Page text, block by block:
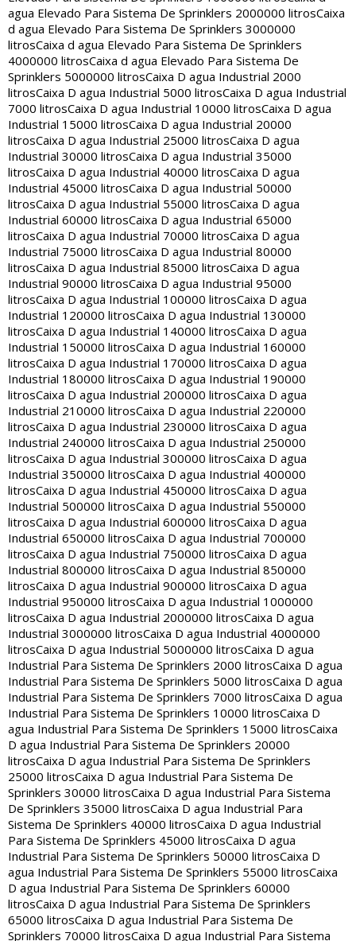
agua Elevado Para Sistema De Sprinklers 2000000 litrosCaixa
d agua Elevado Para Sistema De Sprinklers 3000000
litrosCaixa d agua Elevado Para Sistema De Sprinklers
4000000 litrosCaixa d agua Elevado Para Sistema De
Sprinklers 5000000 litrosCaixa D agua Industrial 2000
litrosCaixa D agua Industrial 5000 litrosCaixa D agua Industrial
7000 litrosCaixa D agua Industrial 10000 litrosCaixa D agua
Industrial 15000 litrosCaixa D agua Industrial 20000
litrosCaixa D agua Industrial 25000 litrosCaixa D agua
Industrial 30000 litrosCaixa D agua Industrial 35000
litrosCaixa D agua Industrial 40000 litrosCaixa D agua
Industrial 45000 litrosCaixa D agua Industrial 50000
litrosCaixa D agua Industrial 55000 litrosCaixa D agua
Industrial 60000 litrosCaixa D agua Industrial 65000
litrosCaixa D agua Industrial 70000 litrosCaixa D agua
Industrial 75000 litrosCaixa D agua Industrial 80000
litrosCaixa D agua Industrial 85000 litrosCaixa D agua
Industrial 90000 litrosCaixa D agua Industrial 95000
litrosCaixa D agua Industrial 100000 litrosCaixa D agua
Industrial 120000 litrosCaixa D agua Industrial 130000
litrosCaixa D agua Industrial 140000 litrosCaixa D agua
Industrial 150000 litrosCaixa D agua Industrial 160000
litrosCaixa D agua Industrial 170000 litrosCaixa D agua
Industrial 180000 litrosCaixa D agua Industrial 190000
litrosCaixa D agua Industrial 200000 litrosCaixa D agua
Industrial 210000 litrosCaixa D agua Industrial 220000
litrosCaixa D agua Industrial 230000 litrosCaixa D agua
Industrial 240000 litrosCaixa D agua Industrial 250000
litrosCaixa D agua Industrial 300000 litrosCaixa D agua
Industrial 350000 litrosCaixa D agua Industrial 400000
litrosCaixa D agua Industrial 450000 litrosCaixa D agua
Industrial 500000 litrosCaixa D agua Industrial 550000
litrosCaixa D agua Industrial 600000 litrosCaixa D agua
Industrial 650000 litrosCaixa D agua Industrial 700000
litrosCaixa D agua Industrial 750000 litrosCaixa D agua
Industrial 800000 litrosCaixa D agua Industrial 850000
litrosCaixa D agua Industrial 900000 litrosCaixa D agua
Industrial 950000 litrosCaixa D agua Industrial 1000000
litrosCaixa D agua Industrial 2000000 litrosCaixa D agua
Industrial 3000000 litrosCaixa D agua Industrial 4000000
litrosCaixa D agua Industrial 5000000 litrosCaixa D agua
Industrial Para Sistema De Sprinklers 2000 litrosCaixa D agua
Industrial Para Sistema De Sprinklers 5000 litrosCaixa D agua
Industrial Para Sistema De Sprinklers 7000 litrosCaixa D agua
Industrial Para Sistema De Sprinklers 10000 litrosCaixa D
agua Industrial Para Sistema De Sprinklers 15000 litrosCaixa
D agua Industrial Para Sistema De Sprinklers 20000
litrosCaixa D agua Industrial Para Sistema De Sprinklers
25000 litrosCaixa D agua Industrial Para Sistema De
Sprinklers 30000 litrosCaixa D agua Industrial Para Sistema
De Sprinklers 35000 litrosCaixa D agua Industrial Para
Sistema De Sprinklers 40000 litrosCaixa D agua Industrial
Para Sistema De Sprinklers 45000 litrosCaixa D agua
Industrial Para Sistema De Sprinklers 50000 litrosCaixa D
agua Industrial Para Sistema De Sprinklers 55000 litrosCaixa
D agua Industrial Para Sistema De Sprinklers 60000
litrosCaixa D agua Industrial Para Sistema De Sprinklers
65000 litrosCaixa D agua Industrial Para Sistema De
Sprinklers 70000 litrosCaixa D agua Industrial Para Sistema